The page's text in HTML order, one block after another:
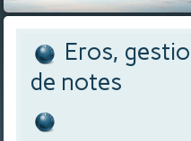
Eros,
de notes